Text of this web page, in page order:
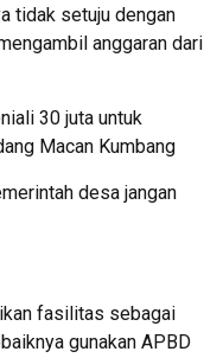
tidak setuju dengan
anggaran dari
30 juta untuk
Macan Kumbang
desa jangan
fasilitas sebagai
gunakan APBD